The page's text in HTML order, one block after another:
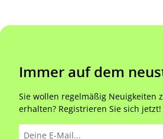
Immer auf dem
Sie wollen regelmäßig Neuigkeiten
erhalten? Registrieren Sie sich jetzt!